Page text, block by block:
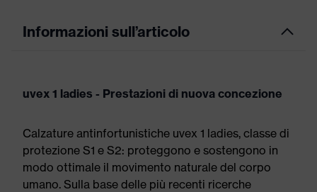
Informazioni sull’articolo
uvex 1 ladies - Prestazioni di nuova concezione
Calzature antinfortunistiche uvex 1 ladies, classe di
protezione S1 e S2: proteggono e sostengono in
modo ottimale il movimento naturale del corpo
umano. Sulla base delle più recenti ricerche